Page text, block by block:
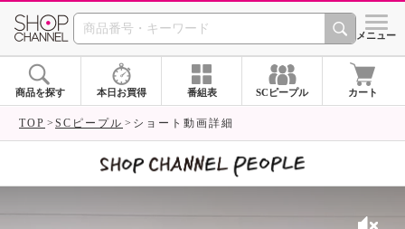
SHOP CHANNEL シメニュー
商品を探す 本日お買得 番組表 SCピープル カート
TOP SCピープル ショート動画詳細